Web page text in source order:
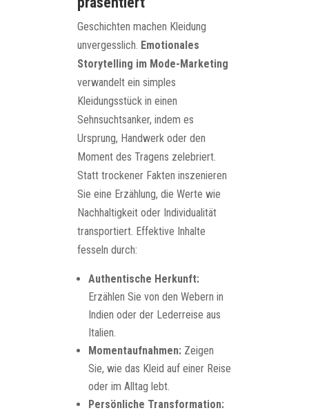
Geschichten machen Kleidung
unvergesslich. Emotionales
Storytelling im Mode-Marketing
verwandelt ein simples
Kleidungsstück in einen
Sehnsuchtsanker, indem es
Ursprung, Handwerk oder den
Moment des Tragens zelebriert.
Statt trockener Fakten inszenieren
Sie eine Erzählung, die Werte wie
Nachhaltigkeit oder Individualität
transportiert. Effektive Inhalte
fesseln durch:
Authentische Herkunft:
Erzählen Sie von den Webern in
Indien oder der Lederreise aus
Italien.
Momentaufnahmen: Zeigen
Sie, wie das Kleid auf einer Reise
oder im Alltag lebt.
Persönliche Transformation: